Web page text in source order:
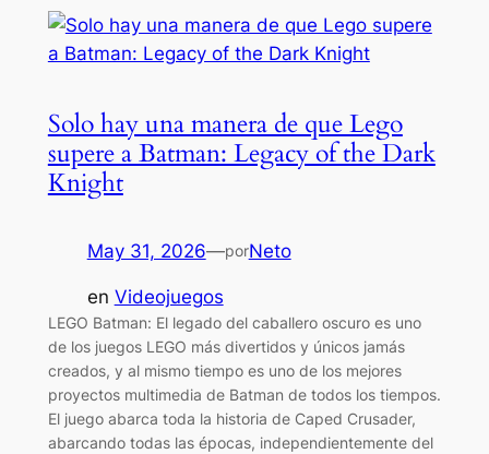
Solo hay una manera de que Lego
supere a Batman: Legacy of the Dark
Knight
May 31, 2026—porNeto
en Videojuegos
LEGO Batman: El legado del caballero oscuro es uno
de los juegos LEGO más divertidos y únicos jamás
creados, y al mismo tiempo es uno de los mejores
proyectos multimedia de Batman de todos los tiempos.
El juego abarca toda la historia de Caped Crusader,
abarcando todas las épocas, independientemente del